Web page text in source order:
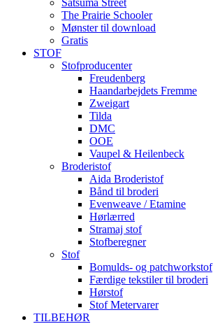
The Prairie Schooler
Mønster til download
Gratis
STOF
Stofproducenter
Freudenberg
Haandarbejdets Fremme
Zweigart
Tilda
DMC
OOE
Vaupel & Heilenbeck
Broderistof
Aida Broderistof
Bånd til broderi
Evenweave / Etamine
Hørlærred
Stramaj stof
Stofberegner
Stof
Bomulds- og patchworkstof
Færdige tekstiler til broderi
Hørstof
Stof Metervarer
TILBEHØR